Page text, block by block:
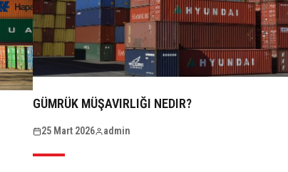
GÜMRÜK MÜŞAVIRLIĞI NEDIR?
25 Mart 2026 admin